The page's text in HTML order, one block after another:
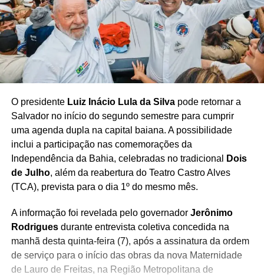
O presidente Luiz Inácio Lula da Silvapode retornar a
Salvador no início do segundo semestre para cumprir
uma agenda dupla na capital baiana. A possibilidade
inclui a participação nas comemorações da
Independência da Bahia, celebradas no tradicional
Dois
de Julho, além da reabertura do Teatro Castro Alves
(TCA), prevista para o dia 1º do mesmo mês.
A informação foi revelada pelo governador Jerônimo
Rodriguesdurante entrevista coletiva concedida na
manhã desta quinta-feira (7), após a assinatura da ordem
de serviço para o início das obras da nova Maternidade
de Lauro de Freitas, na Região Metropolitana de